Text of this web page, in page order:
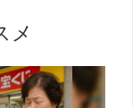
メ